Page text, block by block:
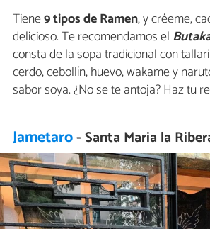
Tiene9 tipos de Ramen, y créeme,
delicioso. Te recomendamos el
consta de la sopa tradicional con
cerdo, cebollín, huevo, wakame y
sabor soya. ¿No se te antoja? Haz tu
Jametaro- Santa Maria la